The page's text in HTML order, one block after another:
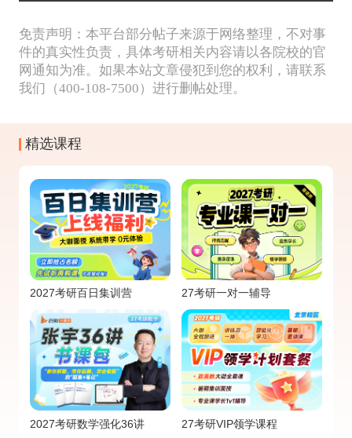
免责声明：本平台部分帖子来源于网络整理，不对事
件的真实性负责，具体考研相关内容请以各院校的官
网通知为准。如果本站文章侵犯到您的权利，请联系
我们（400-108-7500）进行删帖处理。
精选课程
2027考研百日集训营 27考研一对一辅导
2027考研数学强化36讲 27考研VIP领学课程